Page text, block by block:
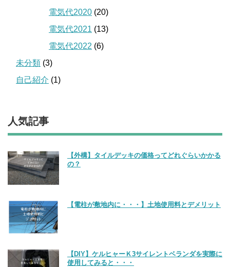
電気代2020 (20)
電気代2021 (13)
電気代2022 (6)
未分類 (3)
自己紹介 (1)
人気記事
【外構】タイルデッキの価格ってどれぐらいかかる
の？
【電柱が敷地内に・・・】土地使用料とデメリット
【DIY】ケルヒャーＫ3サイレントベランダを実際に
使用してみると・・・